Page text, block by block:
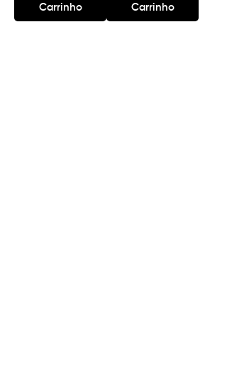
Carrinho
Carrinho